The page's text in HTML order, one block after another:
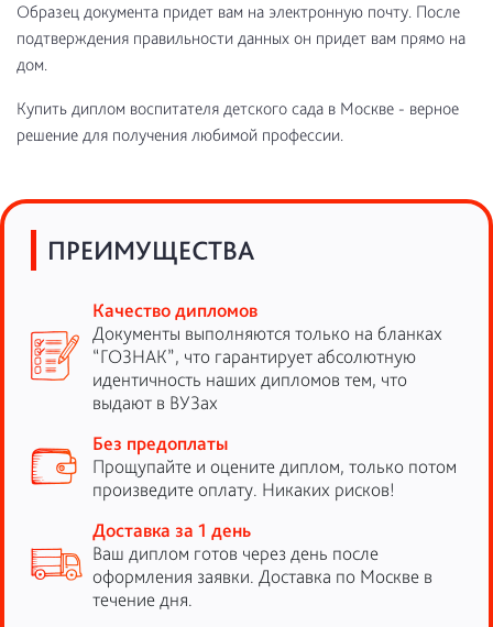
Образец документа придет вам на электронную почту. После
подтверждения правильности данных он придет вам прямо на
дом.
Купить диплом воспитателя детского сада в Москве - верное
решение для получения любимой профессии.
ПРЕИМУЩЕСТВА
Качество дипломов
Документы выполняются только на бланках
“ГОЗНАК”, что гарантирует абсолютную
идентичность наших дипломов тем, что
выдают в ВУЗах
Без предоплаты
Прощупайте и оцените диплом, только потом
произведите оплату. Никаких рисков!
Доставка за 1 день
Ваш диплом готов через день после
оформления заявки. Доставка по Москве в
течение дня.